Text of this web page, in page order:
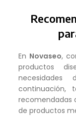
En Novaseo,
productos
continuación,
recomendadas
de productos